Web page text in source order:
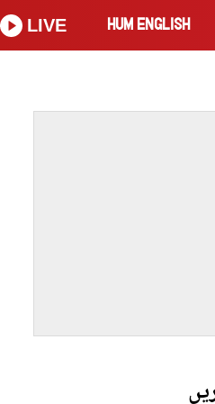
HUM ENGLISH
LIVE